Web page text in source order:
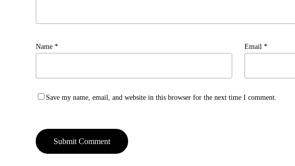
Name * Email*
Save my name, email, and website in this browser for the next time I comment.